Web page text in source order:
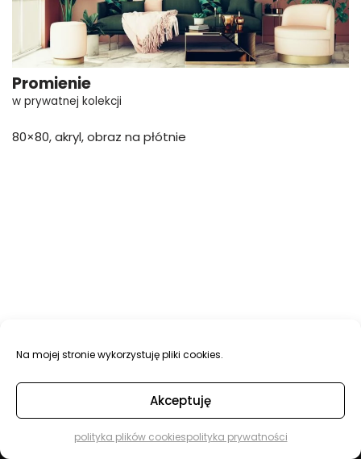
Na mojej stronie wykorzystuję pliki cookies.
Akceptuję
polityka plików cookiespolityka prywatności
Promienie
w prywatnej kolekcji
80×80, akryl, obraz na płótnie
wywiad w Desa Unicum
wydarzenia
o mnie social media kontakt